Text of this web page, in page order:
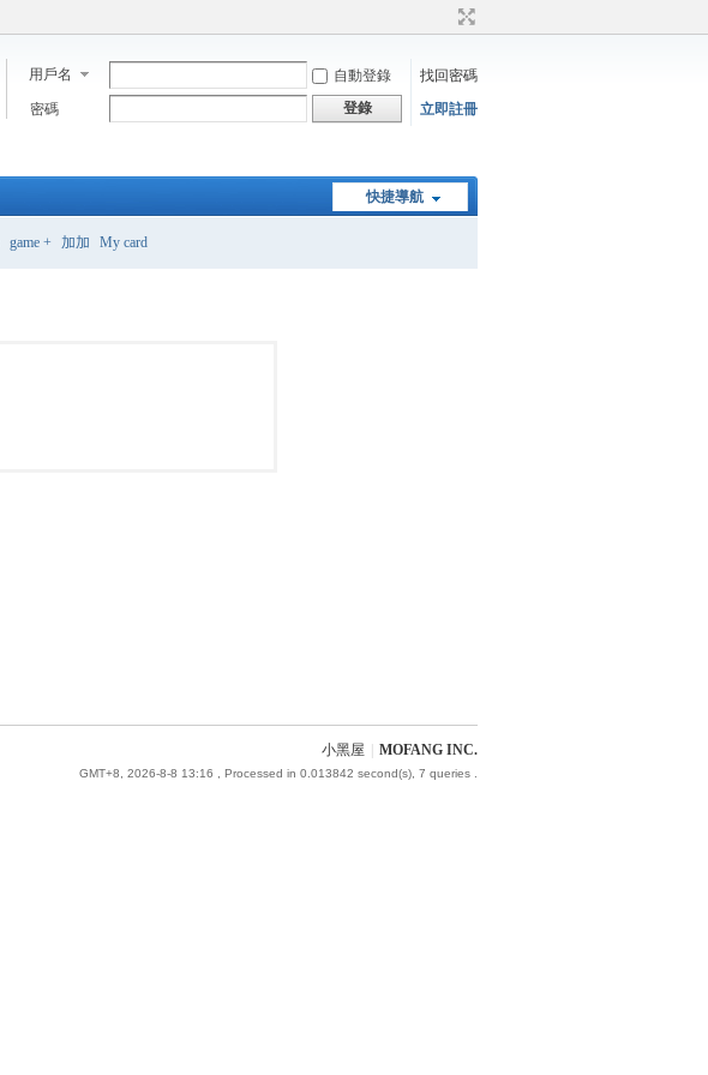
用戶名 自動登錄
找回密碼
密碼
登錄 立即註冊
快捷導航
game + 加加 My card
小黑屋 MOFANG INC.
GMT+8, 2026-8-8 13:16 , Processed in 0.013842 second(s), 7 queries .